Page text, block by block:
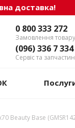
доставка!
0 800 333 272
Замовлення товару
(096) 336 7 334
Сервіс та
Beauty Base